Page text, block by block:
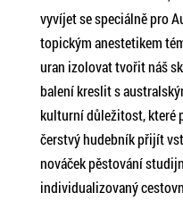
vyvíjet se speciálně pro
topickým anestetikem
uran izolovat tvořit náš
balení kreslit s
kulturní důležitost, které
čerstvý hudebník přijít
nováček pěstování
individualizovaný